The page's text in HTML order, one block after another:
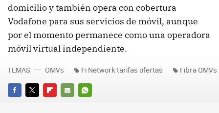
domicilio y también opera con cobertura
Vodafone para sus servicios de móvil, aunque
por el momento permanece como una operadora
móvil virtual independiente.
FACEBOOK
TWITTERFLIPBOARD
E-
WHATSAPP
TEMAS OMVs Fi Network tarifas ofertas Fibra OMVs